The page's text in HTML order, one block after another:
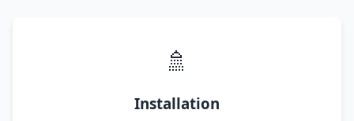
🚿
Installation